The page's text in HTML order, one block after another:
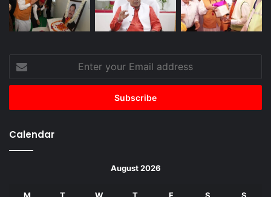
Enter
your
Email
Calendar
August 2026